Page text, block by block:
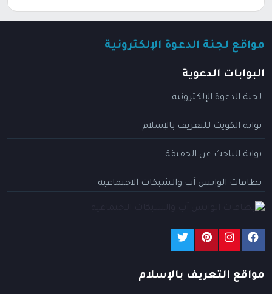
مواقع لجنة الدعوة الإلكترونية
البوابات الدعوية
لجنة الدعوة الإلكترونية
بوابة الكويت للتعريف بالإسلام
بوابة الباحث عن الحقيقة
بطاقات الواتس آب والشبكات الاجتماعية
مواقع التعريف بالإسلام